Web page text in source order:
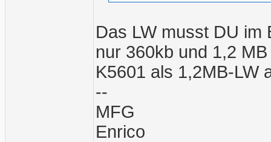
Das LW musst DU im
nur 360kb und 1,2
K5601 als 1,2MB-LW
--
MFG
Enrico